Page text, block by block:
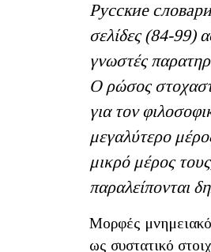
Русские
σελίδες (84-99)
γνωστές
Ο ρώσος
για τον
μεγαλύτερο
μικρό μέρος
παραλείπονται
Μορφές
ως συστατικό